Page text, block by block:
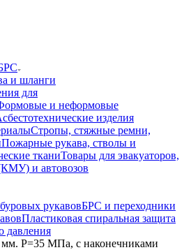
и шланги
для
и неформовые
изделия
Стропы, стяжные ремни,
Пожарные рукава, стволы и
тканиТовары для эвакуаторов,
и автовозов
рукавовБРС и переходники
Пластиковая спиральная защита
давления
мм. Р=35 МПа, с наконечниками